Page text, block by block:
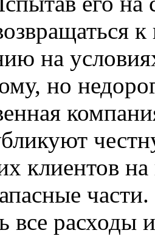
на
но
клиентов
все расходы